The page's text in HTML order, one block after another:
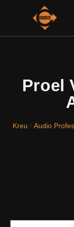
Proel
Kreu / Audio